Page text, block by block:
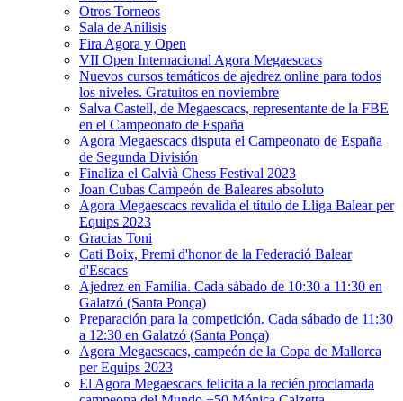
Otros Torneos
Sala de Anílisis
Fira Agora y Open
VII Open Internacional Agora Megaescacs
Nuevos cursos temáticos de ajedrez online para todos
los niveles. Gratuitos en noviembre
Salva Castell, de Megaescacs, representante de la FBE
en el Campeonato de España
Agora Megaescacs disputa el Campeonato de España
de Segunda División
Finaliza el Calvià Chess Festival 2023
Joan Cubas Campeón de Baleares absoluto
Agora Megaescacs revalida el título de Lliga Balear per
Equips 2023
Gracias Toni
Cati Boix, Premi d'honor de la Federació Balear
d'Escacs
Ajedrez en Familia. Cada sábado de 10:30 a 11:30 en
Galatzó (Santa Ponça)
Preparación para la competición. Cada sábado de 11:30
a 12:30 en Galatzó (Santa Ponça)
Agora Megaescacs, campeón de la Copa de Mallorca
per Equips 2023
El Agora Megaescacs felicita a la recién proclamada